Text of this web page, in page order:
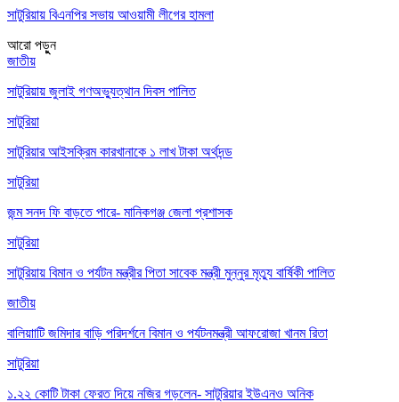
সাটুরিয়ায় বিএনপির সভায় আওয়ামী লীগের হামলা
আরো পড়ুুন
জাতীয়
সাটুরিয়ায় জুলাই গণঅভ্যুত্থান দিবস পালিত
সাটুরিয়া
সাটুরিয়ার আইসক্রিম কারখানাকে ১ লাখ টাকা অর্থদন্ড
সাটুরিয়া
জন্ম সনদ ফি বাড়তে পারে- মানিকগঞ্জ জেলা প্রশাসক
সাটুরিয়া
সাটুরিয়ায় বিমান ও পর্যটন মন্ত্রীর পিতা সাবেক মন্ত্রী মুন্নুর মৃত্যু বার্ষিকী পালিত
জাতীয়
বালিয়াাটি জমিদার বাড়ি পরিদর্শনে বিমান ও পর্যটনমন্ত্রী আফরোজা খানম রিতা
সাটুরিয়া
১.২২ কোটি টাকা ফেরত দিয়ে নজির গড়লেন- সাটুরিয়ার ইউএনও অনিক